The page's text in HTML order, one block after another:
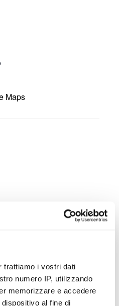
trattiamo i vostri dati
numero IP, utilizzando
memorizzare e accedere
al fine di
Maps